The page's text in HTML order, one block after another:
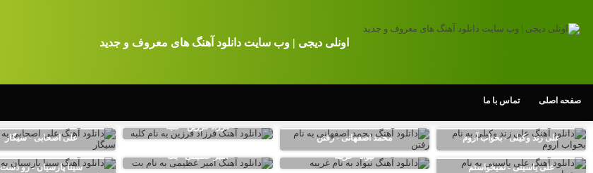
اونلی دیجی | وب سایت دانلود آهنگ های معروف و جدید
صفحه اصلی تماس با ما
علی زند وکیلی - بخواب آروم محمد اصفهانی - رفتن
فرزاد فرزین - کلبه
علی اصحابی - سیگار
علی یاسینی - نمیخواستم
نیواد - غریبه
امیر عظیمی - بت
سینا پارسیان - رو دست